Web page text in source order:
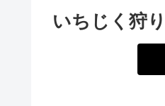
いちじく狩